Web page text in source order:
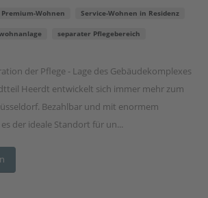
Premium-Wohnen Service-Wohnen in Residenz
separater Pflegebereich
der Pflege - Lage des Gebäudekomplexes
Heerdt entwickelt sich immer mehr zum
Bezahlbar und mit enormem
der ideale Standort für un...